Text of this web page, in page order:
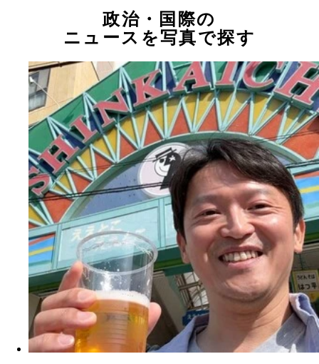
政治・国際の
ニュースを写真で探す